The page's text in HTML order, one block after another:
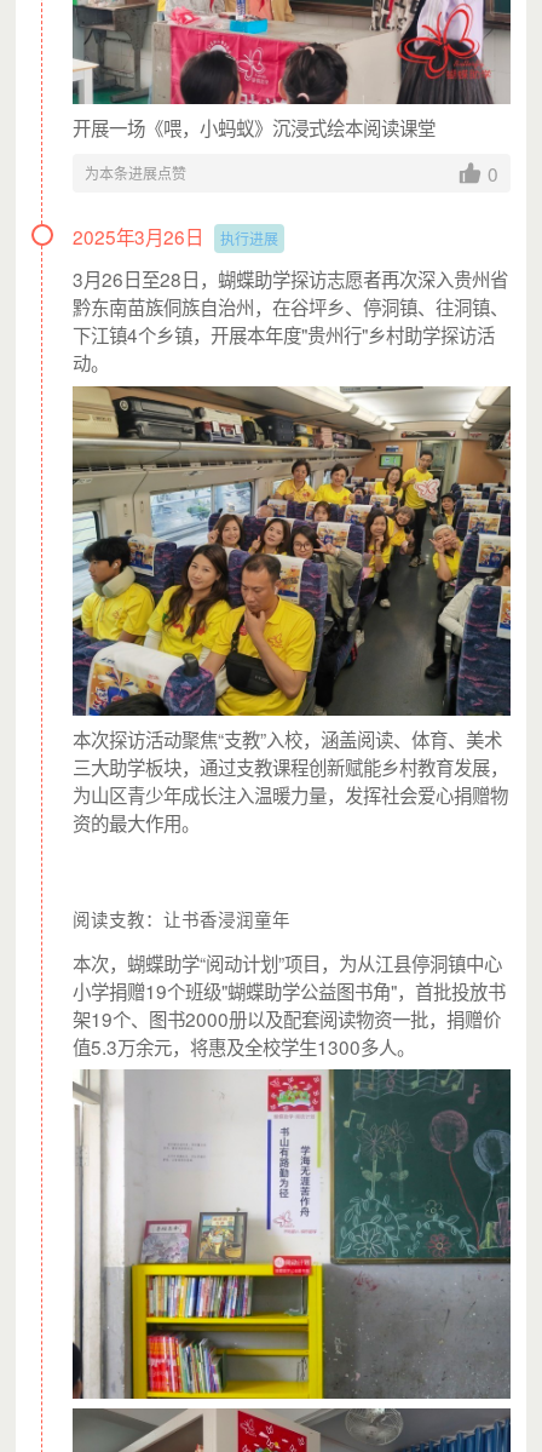
开展一场《喂，小蚂蚁》沉浸式绘本阅读课堂
为本条进展点赞 0
2025年3月26日 执行进展
3月26日至28日，蝴蝶助学探访志愿者再次深入贵州省
黔东南苗族侗族自治州，在谷坪乡、停洞镇、往洞镇、
下江镇4个乡镇，开展本年度"贵州行"乡村助学探访活
动。
本次探访活动聚焦“支教”入校，涵盖阅读、体育、美术
三大助学板块，通过支教课程创新赋能乡村教育发展，
为山区青少年成长注入温暖力量，发挥社会爱心捐赠物
资的最大作用。
阅读支教：让书香浸润童年
本次，蝴蝶助学“阅动计划”项目，为从江县停洞镇中心
小学捐赠19个班级"蝴蝶助学公益图书角"，首批投放书
架19个、图书2000册以及配套阅读物资一批，捐赠价
值5.3万余元，将惠及全校学生1300多人。